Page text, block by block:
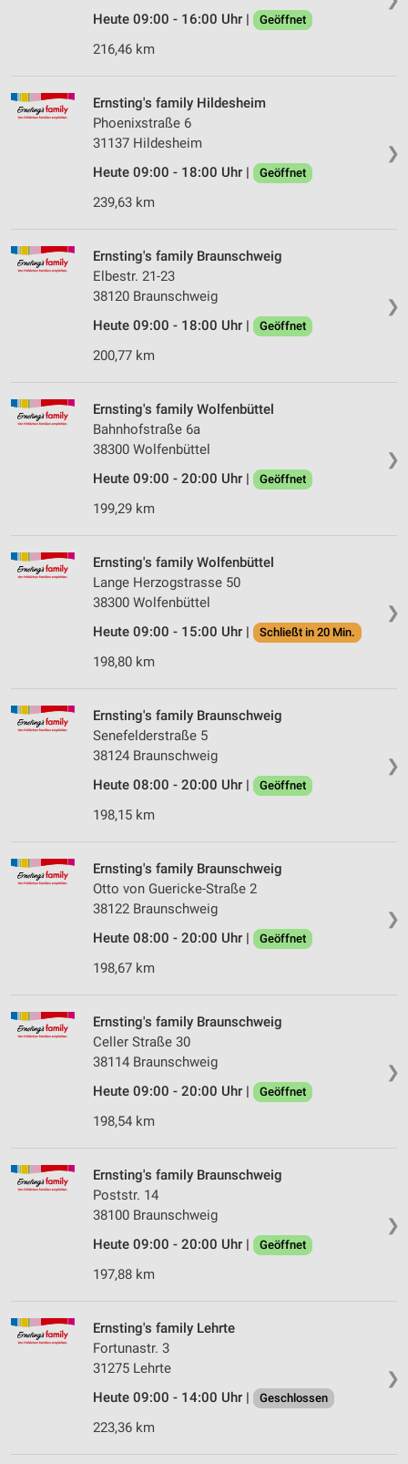
Heute 09:00 - 16:00 Uhr | Geöffnet
216,46 km
❯
Ernsting's family Hildesheim
Phoenixstraße 6
31137 Hildesheim
Heute 09:00 - 18:00 Uhr |
Geöffnet
239,63 km
❯
Ernsting's family Braunschweig
Elbestr. 21-23
38120 Braunschweig
Heute 09:00 - 18:00 Uhr |
Geöffnet
200,77 km
❯
Ernsting's family Wolfenbüttel
Bahnhofstraße 6a
38300 Wolfenbüttel
Heute 09:00 - 20:00 Uhr |
Geöffnet
199,29 km
❯
Ernsting's family Wolfenbüttel
Lange Herzogstrasse 50
38300 Wolfenbüttel
Heute 09:00 - 15:00 Uhr |
Schließt in 20 Min.
198,80 km
❯
Ernsting's family Braunschweig
Senefelderstraße 5
38124 Braunschweig
Heute 08:00 - 20:00 Uhr |
Geöffnet
198,15 km
❯
Ernsting's family Braunschweig
Otto von Guericke-Straße 2
38122 Braunschweig
Heute 08:00 - 20:00 Uhr |
Geöffnet
198,67 km
❯
Ernsting's family Braunschweig
Celler Straße 30
38114 Braunschweig
Heute 09:00 - 20:00 Uhr |
Geöffnet
198,54 km
❯
Ernsting's family Braunschweig
Poststr. 14
38100 Braunschweig
Heute 09:00 - 20:00 Uhr |
Geöffnet
197,88 km
❯
Ernsting's family Lehrte
Fortunastr. 3
31275 Lehrte
Heute 09:00 - 14:00 Uhr |
Geschlossen
223,36 km